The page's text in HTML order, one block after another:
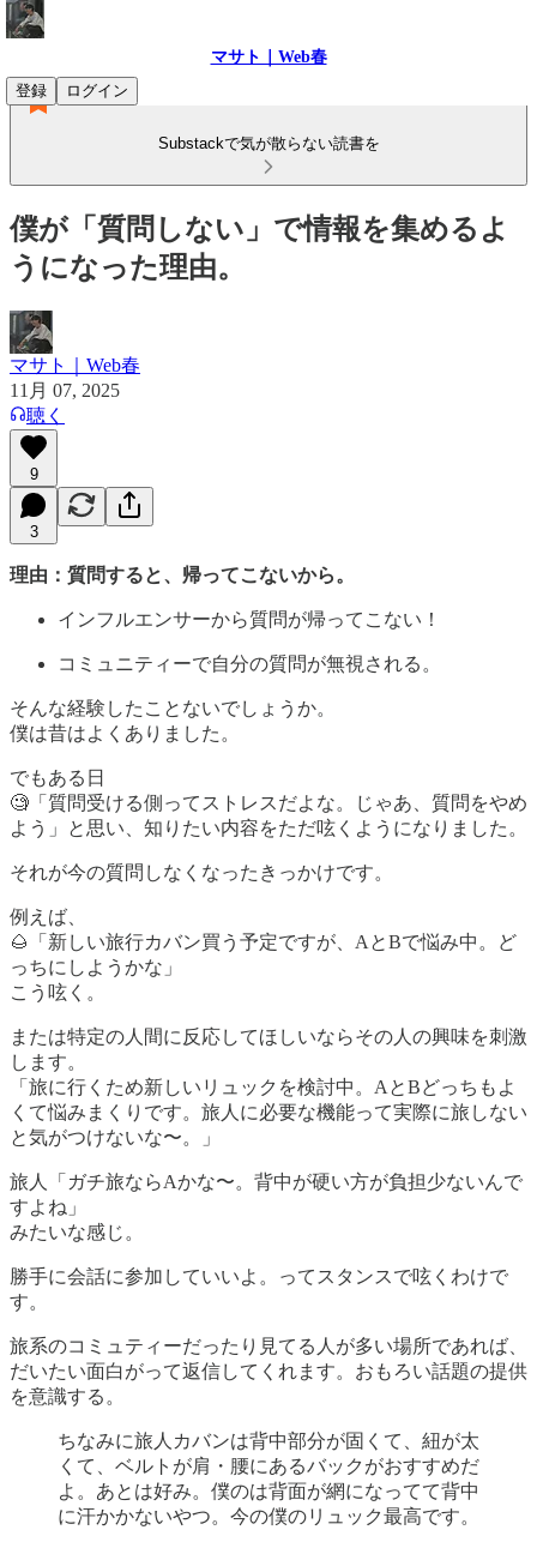
マサト｜Web春
登録
ログイン
Substackで気が散らない読書を
僕が「質問しない」で情報を集めるよ
うになった理由。
マサト｜Web春
11月 07, 2025
聴く
9
3
理由：質問すると、帰ってこないから。
インフルエンサーから質問が帰ってこない！
コミュニティーで自分の質問が無視される。
そんな経験したことないでしょうか。
僕は昔はよくありました。
でもある日
🧐「質問受ける側ってストレスだよな。じゃあ、質問をやめ
よう」と思い、知りたい内容をただ呟くようになりました。
それが今の質問しなくなったきっかけです。
例えば、
🌰「新しい旅行カバン買う予定ですが、AとBで悩み中。ど
っちにしようかな」
こう呟く。
または特定の人間に反応してほしいならその人の興味を刺激
します。
「旅に行くため新しいリュックを検討中。AとBどっちもよ
くて悩みまくりです。旅人に必要な機能って実際に旅しない
と気がつけないな〜。」
旅人「ガチ旅ならAかな〜。背中が硬い方が負担少ないんで
すよね」
みたいな感じ。
勝手に会話に参加していいよ。ってスタンスで呟くわけで
す。
旅系のコミュティーだったり見てる人が多い場所であれば、
だいたい面白がって返信してくれます。おもろい話題の提供
を意識する。
ちなみに旅人カバンは背中部分が固くて、紐が太
くて、ベルトが肩・腰にあるバックがおすすめだ
よ。あとは好み。僕のは背面が網になってて背中
に汗かかないやつ。今の僕のリュック最高です。